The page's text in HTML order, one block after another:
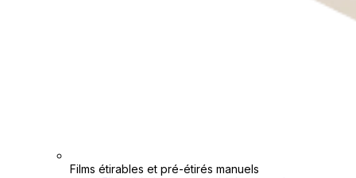
Films étirables et pré-étirés manuels